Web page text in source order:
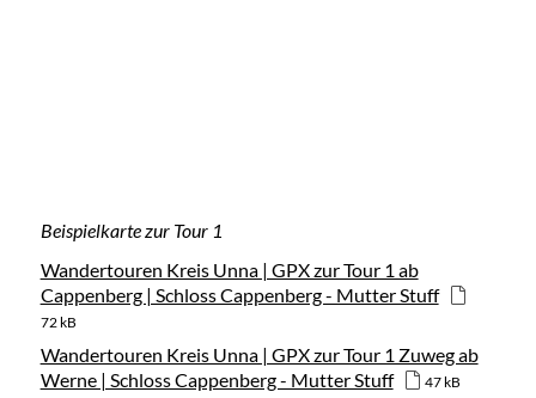
Beispielkarte zur Tour 1
Wandertouren Kreis Unna | GPX zur Tour 1 ab
Cappenberg | Schloss Cappenberg - Mutter Stuff
72 kB
Wandertouren Kreis Unna | GPX zur Tour 1 Zuweg ab
Werne | Schloss Cappenberg - Mutter Stuff
47 kB